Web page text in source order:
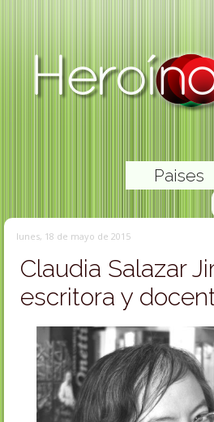
Paises
lunes, 18 de mayo de 2015
Claudia Salazar
escritora y